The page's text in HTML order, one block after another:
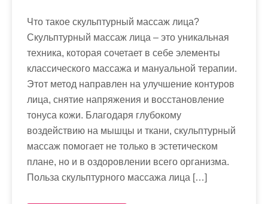
Что такое скульптурный массаж лица?
Скульптурный массаж лица – это уникальная
техника, которая сочетает в себе элементы
классического массажа и мануальной терапии.
Этот метод направлен на улучшение контуров
лица, снятие напряжения и восстановление
тонуса кожи. Благодаря глубокому
воздействию на мышцы и ткани, скульптурный
массаж помогает не только в эстетическом
плане, но и в оздоровлении всего организма.
Польза скульптурного массажа лица […]